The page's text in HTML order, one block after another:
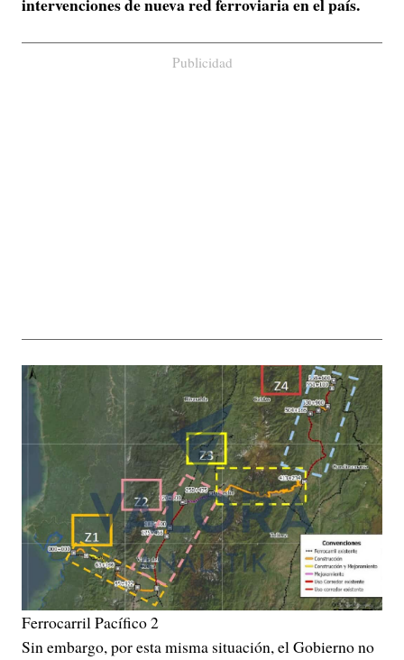
intervenciones de nueva red ferroviaria en el país.
Publicidad
Ferrocarril Pacífico 2
Sin embargo, por esta misma situación, el Gobierno no